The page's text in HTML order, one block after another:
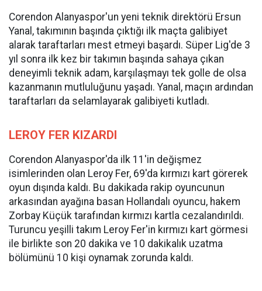
Corendon Alanyaspor'un yeni teknik direktörü Ersun
Yanal, takımının başında çıktığı ilk maçta galibiyet
alarak taraftarları mest etmeyi başardı. Süper Lig'de 3
yıl sonra ilk kez bir takımın başında sahaya çıkan
deneyimli teknik adam, karşılaşmayı tek golle de olsa
kazanmanın mutluluğunu yaşadı. Yanal, maçın ardından
taraftarları da selamlayarak galibiyeti kutladı.
LEROY FER KIZARDI
Corendon Alanyaspor'da ilk 11'in değişmez
isimlerinden olan Leroy Fer, 69'da kırmızı kart görerek
oyun dışında kaldı. Bu dakikada rakip oyuncunun
arkasından ayağına basan Hollandalı oyuncu, hakem
Zorbay Küçük tarafından kırmızı kartla cezalandırıldı.
Turuncu yeşilli takım Leroy Fer'in kırmızı kart görmesi
ile birlikte son 20 dakika ve 10 dakikalık uzatma
bölümünü 10 kişi oynamak zorunda kaldı.